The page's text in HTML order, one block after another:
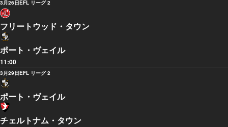
3月26日EFL リーグ 2
フリートウッド・タウン
ポート・ヴェイル
11:00
3月29日EFL リーグ 2
ポート・ヴェイル
チェルトナム・タウン